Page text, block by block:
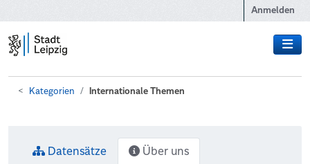
Anmelden
Kategorien Internationale Themen
Datensätze Über uns